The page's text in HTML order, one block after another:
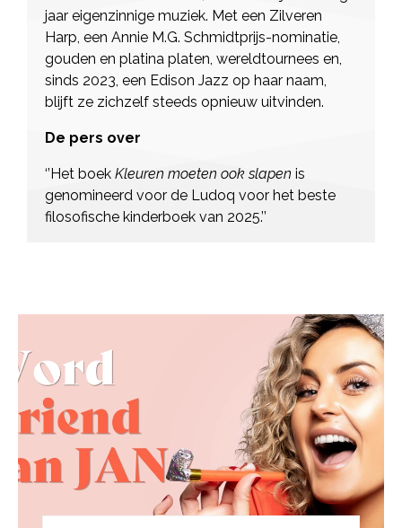
jaar eigenzinnige muziek. Met een Zilveren
Harp, een Annie M.G. Schmidtprijs-nominatie,
gouden en platina platen, wereldtournees en,
sinds 2023, een Edison Jazz op haar naam,
blijft ze zichzelf steeds opnieuw uitvinden.
De pers over
‘’Het boek Kleuren moeten ook slapen is
genomineerd voor de Ludoq voor het beste
filosofische kinderboek van 2025.’’